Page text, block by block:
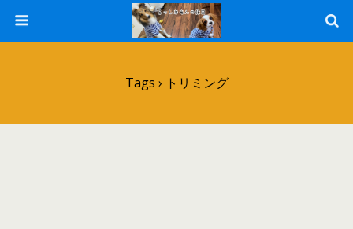
Tags › トリミング